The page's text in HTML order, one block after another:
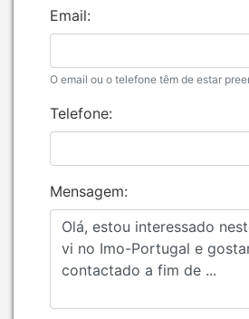
Email:
O email ou o telefone têm de estar
Telefone:
Mensagem: